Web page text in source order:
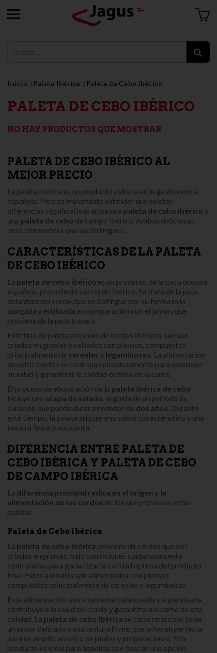
Inicio Paleta Ibérica Paleta de Cebo ibérico
PALETA DE CEBO IBÉRICO
NO HAY PRODUCTOS QUE MOSTRAR
PALETA DE CEBO IBÉRICO AL
MEJOR PRECIO
La paleta ibérica es un producto estrella en la gastronomía
española. Pero es importante entender que existen
diferencias significativas entre una paleta de cebo ibérico y
una paleta de cebo de campo ibérico. Ambas deliciosas,
pero con matices que las distinguen.
CARACTERÍSTICAS DE LA PALETA
DE CEBO IBÉRICO
La paleta de cebo ibérico es un producto de la gastronomía
española, procedente del cerdo ibérico. Se trata de la pata
delantera del cerdo, que se distingue por su forma más
alargada y estilizada en comparación con el jamón, que
proviene de la pata trasera.
Este tipo de paleta proviene de cerdos ibéricos que son
criados en granjas y cebados con piensos, compuestos
principalmente de cereales y leguminosas . La alimentación
de estos cerdos se controla cuidadosamente para mantener
su salud y garantizar la calidad óptima de la carne.
El proceso de elaboración de la paleta ibérica de cebo
incluye una etapa de salado , seguida de un periodo de
curación que puede durar alrededor de dos años . Durante
este tiempo, la paleta adquiere su sabor característico y una
textura firme y suculenta.
DIFERENCIA ENTRE PALETA DE
CEBO IBÉRICA Y PALETA DE CEBO
DE CAMPO IBÉRICA
La diferencia principal radica en el origen y la
alimentación de los cerdos de los que provienen estas
paletas.
Paleta de Cebo ibérica
La paleta de cebo ibérica proviene de cerdos que son
criados en granjas, bajo condiciones cuidadosamente
controladas para garantizar la calidad óptima del producto
final. Estos animales son alimentados con piensos
compuestos principalmente de cereales y leguminosas.
Esta alimentación, estrictamente balanceada y supervisada,
contribuye a la salud del cerdo y garantiza una carne de alta
calidad. La paleta de cebo ibérica se caracteriza por tener
un sabor delicado y una textura firme, que la hacen perfecta
para un amplio abanico de platos y preparaciones. Este
producto es ideal para aquellos que buscan una opción